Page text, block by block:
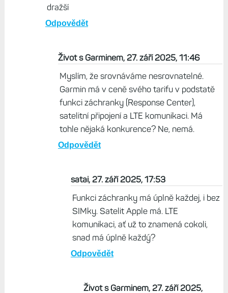
dražší
Odpovědět
Život s Garminem, 27. září 2025, 11:46
Myslím, že srovnáváme nesrovnatelné.
Garmin má v ceně svého tarifu v podstatě
funkci záchranky (Response Center),
satelitní připojení a LTE komunikaci. Má
tohle nějaká konkurence? Ne, nemá.
Odpovědět
satai, 27. září 2025, 17:53
Funkci záchranky má úplně každej, i bez
SIMky. Satelit Apple má. LTE
komunikaci, ať už to znamená cokoli,
snad má úplně každý?
Odpovědět
Život s Garminem, 27. září 2025,